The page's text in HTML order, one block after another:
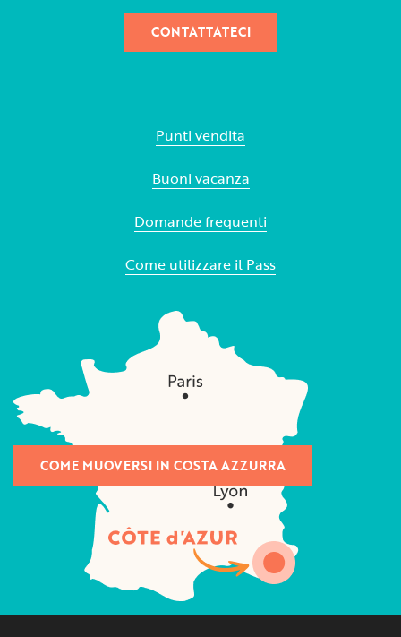
CONTATTATECI
Punti vendita
Buoni vacanza
Domande frequenti
Come utilizzare il Pass
COME MUOVERSI IN COSTA AZZURRA